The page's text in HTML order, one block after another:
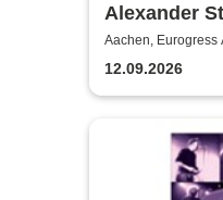
Alexander
Jacqueline
- Toxic Love
Aachen, Eurogress
12.09.2026